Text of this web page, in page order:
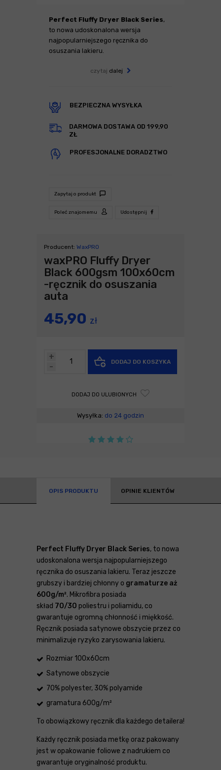
Perfect Fluffy Dryer Black Series,
to nowa udoskonalona wersja
najpopularniejszego ręcznika do
osuszania lakieru.
czytaj dalej
BEZPIECZNA WYSYŁKA
DARMOWA DOSTAWA OD 199,90
ZŁ
PROFESJONALNE DORADZTWO
Zapytaj o produkt
Poleć znajomemu Udostępnij
Producent: WaxPRO
waxPRO Fluffy Dryer
Black 600gsm 100x60cm
-ręcznik do osuszania
auta
45,90 zł
-
+
DODAJ DO KOSZYKA
DODAJ DO ULUBIONYCH
Wysyłka: do 24 godzin
OPIS PRODUKTU OPINIE KLIENTÓW
Perfect Fluffy Dryer Black Series, to nowa
udoskonalona wersja najpopularniejszego
ręcznika do osuszania lakieru. Teraz jeszcze
grubszy i bardziej chłonny o gramaturze aż
600g/m². Mikrofibra posiada
skład 70/30 poliestru i poliamidu, co
gwarantuje ogromną chłonność i miękkość.
Ręcznik posiada satynowe obszycie przez co
minimalizuje ryzyko zarysowania lakieru.
Rozmiar 100x60cm
Satynowe obszycie
70% polyester, 30% polyamide
gramatura 600g/m²
To obowiązkowy ręcznik dla każdego detailera!
Każdy ręcznik posiada metkę oraz pakowany
jest w opakowanie foliowe z nadrukiem co
gwarantuje oryginalność produktu.